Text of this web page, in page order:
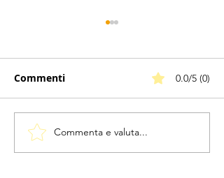
ECCO LA LISTA DELLA
SPESA per perdere peso
Commenti 0.0/5 (0)
Commenta e valuta...